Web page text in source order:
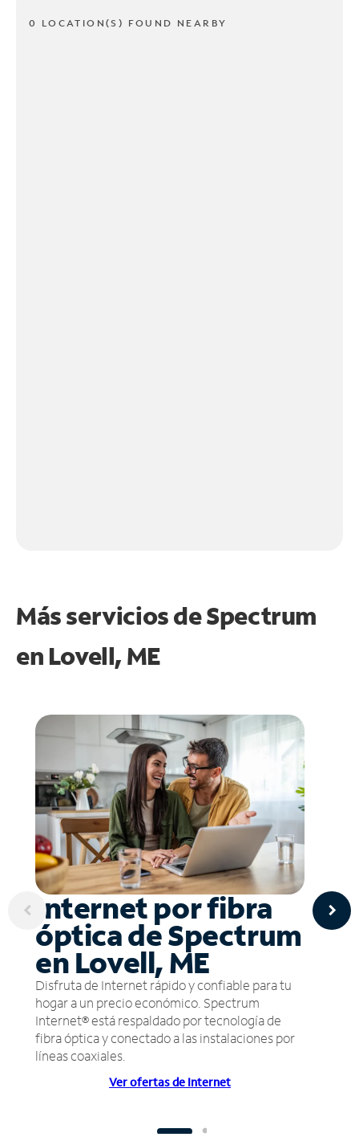
0 LOCATION(S) FOUND NEARBY
Más servicios de Spectrum
en Lovell, ME
Internet por fibra
óptica de Spectrum
en Lovell, ME
Disfruta de Internet rápido y confiable para tu
hogar a un precio económico. Spectrum
Internet® está respaldado por tecnología de
fibra óptica y conectado a las instalaciones por
líneas coaxiales.
Ver ofertas de Internet